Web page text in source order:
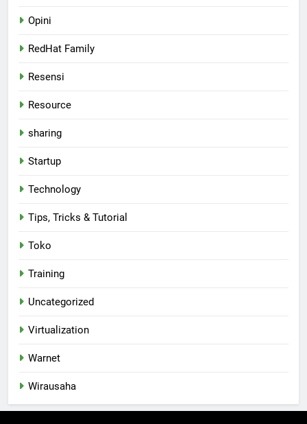
Opini
RedHat Family
Resensi
Resource
sharing
Startup
Technology
Tips, Tricks & Tutorial
Toko
Training
Uncategorized
Virtualization
Warnet
Wirausaha